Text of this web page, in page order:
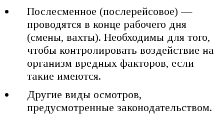
Послесменное (послерейсовое) —
проводятся в конце рабочего дня
(смены, вахты). Необходимы для того,
чтобы контролировать воздействие на
организм вредных факторов, если
такие имеются.
Другие виды осмотров,
предусмотренные законодательством.